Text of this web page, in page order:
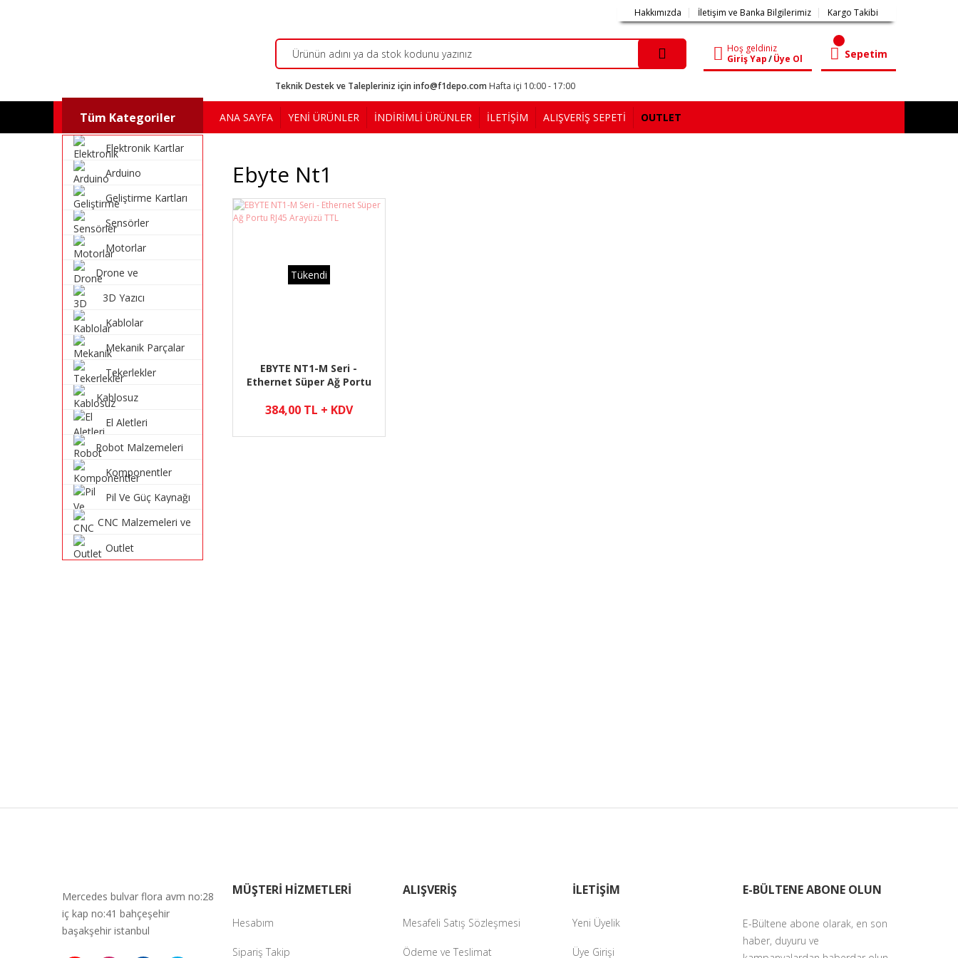
Hakkımızda İletişim ve Banka Bilgilerimiz Kargo Takibi
Hoş geldiniz
Giriş Yap/Üye Ol Sepetim
Teknik Destek ve Talepleriniz için info@f1depo.com Hafta içi 10:00 - 17:00
Tüm Kategoriler
Elektronik Kartlar
Arduino
Geliştirme Kartları
Sensörler
Motorlar
Drone ve
Malzemeleri
3D Yazıcı
Kablolar
Mekanik Parçalar
Tekerlekler
Kablosuz
Sistemleri
El Aletleri
Robot Malzemeleri
Komponentler
Pil Ve Güç Kaynağı
CNC Malzemeleri ve
Outlet
ANA SAYFA YENİ ÜRÜNLER İNDİRİMLİ ÜRÜNLER İLETİŞİM ALIŞVERİŞ SEPETİ OUTLET
Ebyte Nt1
Tükendi
EBYTE NT1-M Seri -
Ethernet Süper Ağ Portu
384,00 TL + KDV
Mercedes bulvar flora avm no:28
iç kap no:41 bahçeşehir
başakşehir istanbul
MÜŞTERİ HİZMETLERİ
Hesabım
Sipariş Takip
ALIŞVERİŞ
Mesafeli Satış Sözleşmesi
Ödeme ve Teslimat
İLETİŞİM
Yeni Üyelik
Üye Girişi
E-BÜLTENE ABONE OLUN
E-Bültene abone olarak, en son
haber, duyuru ve